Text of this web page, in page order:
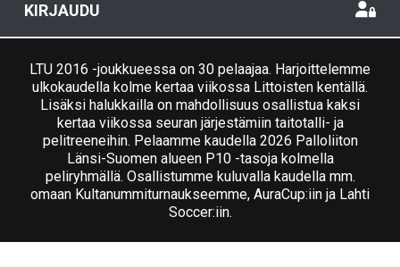
KIRJAUDU
LTU 2016 -joukkueessa on 30 pelaajaa. Harjoittelemme
ulkokaudella kolme kertaa viikossa Littoisten kentällä.
Lisäksi halukkailla on mahdollisuus osallistua kaksi
kertaa viikossa seuran järjestämiin taitotalli- ja
pelitreeneihin. Pelaamme kaudella 2026 Palloliiton
Länsi-Suomen alueen P10 -tasoja kolmella
peliryhmällä. Osallistumme kuluvalla kaudella mm.
omaan Kultanummiturnaukseemme, AuraCup:iin ja Lahti
Soccer:iin.